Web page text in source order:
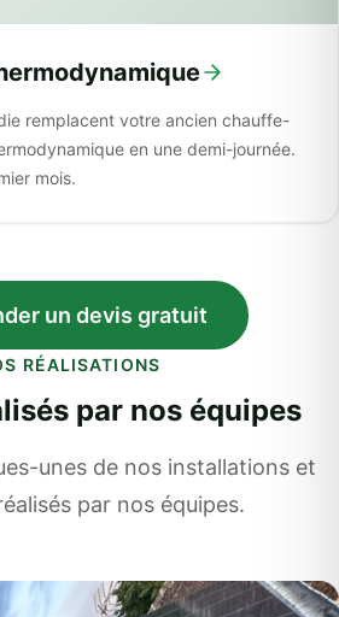
remplacent votre ancien chauffe-
en une demi-journée.
mois.
un devis gratuit
RÉALISATIONS
par nos équipes
unes de nos installations et
par nos équipes.